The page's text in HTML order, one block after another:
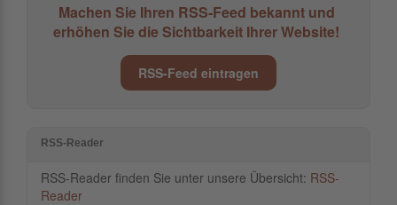
Machen Sie Ihren RSS-Feed bekannt und
erhöhen Sie die Sichtbarkeit Ihrer Website!
RSS-Feed eintragen
RSS-Reader
RSS-Reader finden Sie unter unsere Übersicht: RSS-
Reader